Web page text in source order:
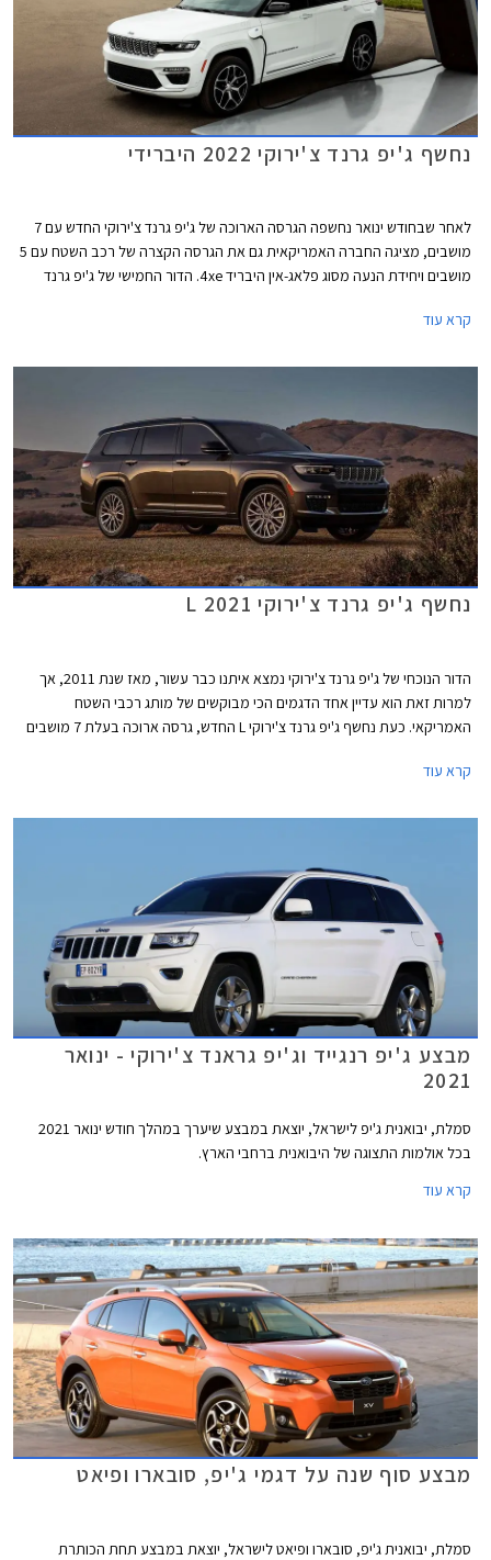
נחשף ג'יפ גרנד צ'ירוקי 2022 היברידי
לאחר שבחודש ינואר נחשפה הגרסה הארוכה של ג'יפ גרנד צ'ירוקי החדש עם 7
מושבים, מציגה החברה האמריקאית גם את הגרסה הקצרה של רכב השטח עם 5
מושבים ויחידת הנעה מסוג פלאג-אין היבריד 4xe. הדור החמישי של ג'יפ גרנד
הרכב של ניו יורק בחודש אוגוסט הקרוב.
קרא עוד
נחשף ג'יפ גרנד צ'ירוקי L 2021
הדור הנוכחי של ג'יפ גרנד צ'ירוקי נמצא איתנו כבר עשור, מאז שנת 2011, אך
למרות זאת הוא עדיין אחד הדגמים הכי מבוקשים של מותג רכבי השטח
האמריקאי. כעת נחשף ג'יפ גרנד צ'ירוקי L החדש, גרסה ארוכה בעלת 7 מושבים
משמעותית לדור הבא של ג'יפ גרנד צ'ירוקי.
קרא עוד
מבצע ג'יפ רנגייד וג'יפ גראנד צ'ירוקי - ינואר
2021
סמלת, יבואנית ג'יפ לישראל, יוצאת במבצע שיערך במהלך חודש ינואר 2021
בכל אולמות התצוגה של היבואנית ברחבי הארץ.
קרא עוד
מבצע סוף שנה על דגמי ג'יפ, סובארו ופיאט
סמלת, יבואנית ג'יפ, סובארו ופיאט לישראל, יוצאת במבצע תחת הכותרת